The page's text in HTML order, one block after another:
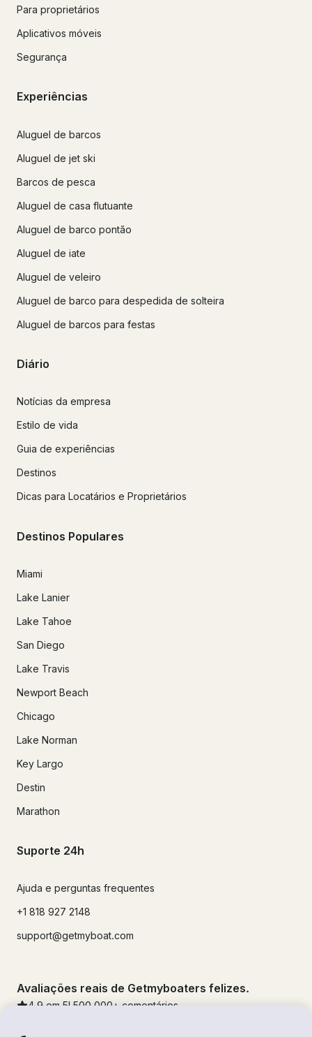
Para proprietários
Aplicativos móveis
Segurança
Experiências
Aluguel de barcos
Aluguel de jet ski
Barcos de pesca
Aluguel de casa flutuante
Aluguel de barco pontão
Aluguel de iate
Aluguel de veleiro
Aluguel de barco para despedida de solteira
Aluguel de barcos para festas
Diário
Notícias da empresa
Estilo de vida
Guia de experiências
Destinos
Dicas para Locatários e Proprietários
Destinos Populares
Miami
Lake Lanier
Lake Tahoe
San Diego
Lake Travis
Newport Beach
Chicago
Lake Norman
Key Largo
Destin
Marathon
Suporte 24h
Ajuda e perguntas frequentes
+1 818 927 2148
support@getmyboat.com
Avaliações reais de Getmyboaters felizes.
4.9 em 5! 500,000 + comentários